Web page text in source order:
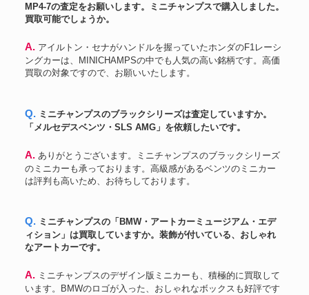
MP4-7の査定をお願いします。ミニチャンプスで購入しました。
買取可能でしょうか。
A. アイルトン・セナがハンドルを握っていたホンダのF1レーシ
ングカーは、MINICHAMPSの中でも人気の高い銘柄です。高価
買取の対象ですので、お願いいたします。
Q. ミニチャンプスのブラックシリーズは査定していますか。
「メルセデスベンツ・SLS AMG」を依頼したいです。
A. ありがとうございます。ミニチャンプスのブラックシリーズ
のミニカーも承っております。高級感があるベンツのミニカー
は評判も高いため、お待ちしております。
Q. ミニチャンプスの「BMW・アートカーミュージアム・エデ
ィション」は買取していますか。装飾が付いている、おしゃれ
なアートカーです。
A. ミニチャンプスのデザイン版ミニカーも、積極的に買取して
います。BMWのロゴが入った、おしゃれなボックスも好評です